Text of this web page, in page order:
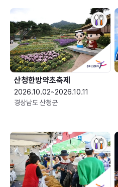
산청한방약초축제
2026.10.02~2026.10.11
경상남도 산청군